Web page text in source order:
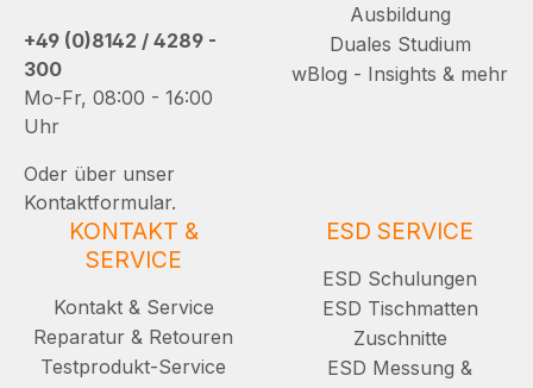
+49 (0)8142 / 4289 -
300
Mo-Fr, 08:00 - 16:00
Uhr
Oder über unser
Kontaktformular.
Ausbildung
Duales Studium
wBlog - Insights & mehr
KONTAKT &
SERVICE
Kontakt & Service
Reparatur & Retouren
Testprodukt-Service
ESD SERVICE
ESD Schulungen
ESD Tischmatten
Zuschnitte
ESD Messung &